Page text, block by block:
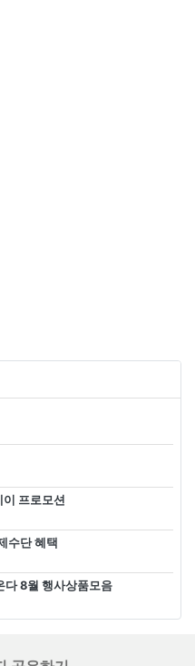
프로모션
수단 혜택
다 8월 행사상품모음